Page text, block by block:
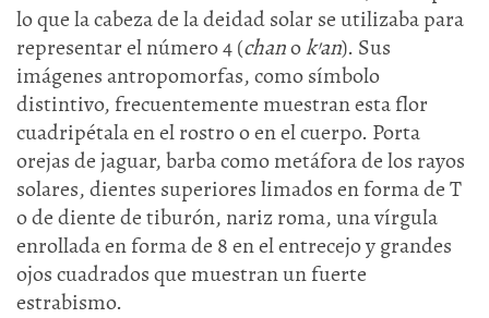
lo que la cabeza de la deidad solar se utilizaba para
representar el número 4 (chanok’an). Sus
imágenes antropomorfas, como símbolo
distintivo, frecuentemente muestran esta flor
cuadripétala en el rostro o en el cuerpo. Porta
orejas de jaguar, barba como metáfora de los rayos
solares, dientes superiores limados en forma de T
o de diente de tiburón, nariz roma, una vírgula
enrollada en forma de 8 en el entrecejo y grandes
ojos cuadrados que muestran un fuerte
estrabismo.